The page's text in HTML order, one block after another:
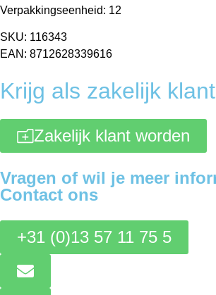
Verpakkingseenheid: 12
SKU: 116343
EAN: 8712628339616
Krijg als zakelijk
Zakelijk klant worden
Vragen of wil je meer
Contact ons
+31 (0)13 57 11 75 5